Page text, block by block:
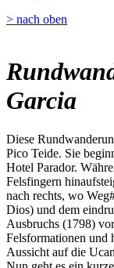
> nach oben
Garcia
Diese
Pico Teide. Sie
Hotel Parador.
Felsfingern
nach rechts, wo
Dios) und dem
Ausbruchs (1798)
Felsformationen und
Aussicht auf die